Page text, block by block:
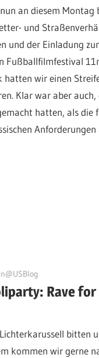
an diesem Montag
und
und der Einladung
Fußballfilmfestival
hatten wir einen
Klar war aber
hatten, als die
Rave
bitten
kommen wir gerne